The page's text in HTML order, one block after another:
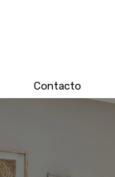
Contacto